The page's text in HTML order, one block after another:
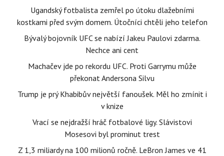
Ugandský fotbalista zemřel po útoku dlažebními
kostkami před svým domem. Útočníci chtěli jeho telefon
Bývalý bojovník UFC se nabízí Jakeu Paulovi zdarma.
Nechce ani cent
Machačev jde po rekordu UFC. Proti Garrymu může
překonat Andersona Silvu
Trump je prý Khabibův největší fanoušek. Měl ho zmínit i
v knize
Vrací se nejdražší hráč fotbalové ligy. Slávistovi
Mosesovi byl prominut trest
Z 1,3 miliardy na 100 milionů ročně. LeBron James ve 41